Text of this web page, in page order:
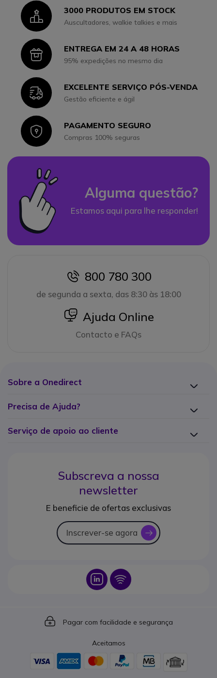
Icon3000 PRODUTOS EM STOCK
Auscultadores, walkie talkies e mais
IconENTREGA EM 24 A 48 HORAS
95% expedições no mesmo dia
IconEXCELENTE SERVIÇO PÓS-VENDA
Gestão eficiente e ágil
IconPAGAMENTO SEGURO
Compras 100% seguras
Alguma questão?
Estamos aqui para lhe responder!
icon
800 780 300
de segunda a sexta, das 8:30 às 18:00
icon
Ajuda Online
Contacto e FAQs
Sobre a Onedirect
Precisa de Ajuda?
Serviço de apoio ao cliente
Subscreva a nossa
newsletter
E beneficie de ofertas exclusivas
Inscrever-se agora icon
Icon Icon
Icon
Pagar com facilidade e segurança
Aceitamos